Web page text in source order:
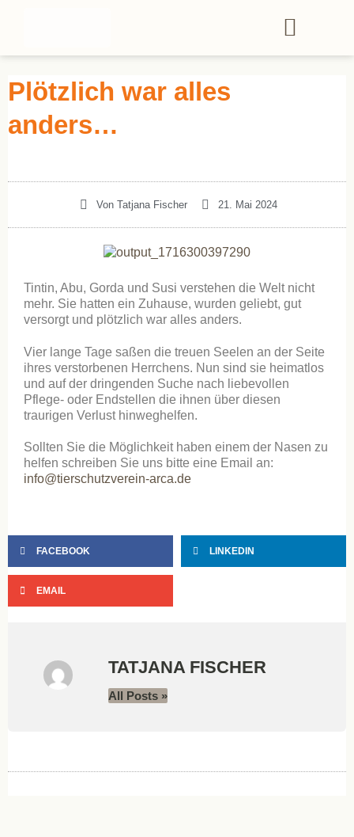
Plötzlich war alles
anders…
VonTatjana Fischer 21. Mai 2024
Tintin, Abu, Gorda und Susi verstehen die Welt nicht
mehr. Sie hatten ein Zuhause, wurden geliebt, gut
versorgt und plötzlich war alles anders.
Vier lange Tage saßen die treuen Seelen an der Seite
ihres verstorbenen Herrchens. Nun sind sie heimatlos
und auf der dringenden Suche nach liebevollen
Pflege- oder Endstellen die ihnen über diesen
traurigen Verlust hinweghelfen.
Sollten Sie die Möglichkeit haben einem der Nasen zu
helfen schreiben Sie uns bitte eine Email an:
info@tierschutzverein-arca.de
FACEBOOK LINKEDIN
EMAIL
TATJANA FISCHER
All Posts »